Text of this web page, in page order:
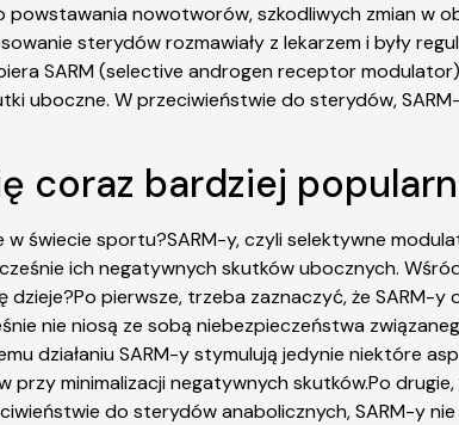
nowotworów, szkodliwych zmian w
sterydów rozmawiały z lekarzem i były
SARM (selective androgen receptor
uboczne. W przeciwieństwie do sterydów,
coraz bardziej
w świecie sportu?SARM-y, czyli selektywne
ich negatywnych skutków ubocznych.
pierwsze, trzeba zaznaczyć, że SARM-
nie niosą ze sobą niebezpieczeństwa
działaniu SARM-y stymulują jedynie niektóre
minimalizacji negatywnych skutków.Po
do sterydów anabolicznych, SARM-y